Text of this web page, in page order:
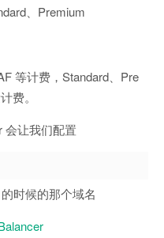
、Premium
等计费，Standard、Pre
费。
会让我们配置
时候的那个域名